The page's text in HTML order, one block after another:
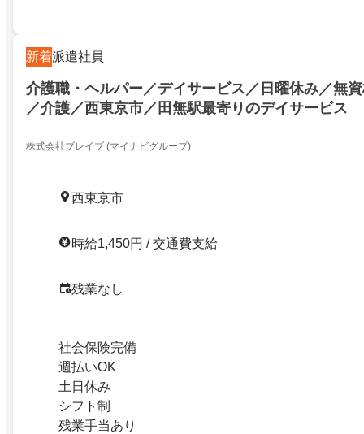
新着派遣社員
介護職・ヘルパー／デイサービス／日曜休み／無
／介護／西東京市／田無駅最寄りのデイサービス
株式会社ブレイブ (マイナビグループ)
西東京市
時給1,450円 / 交通費支給
残業なし
社会保険完備
週払いOK
土日休み
シフト制
残業手当あり